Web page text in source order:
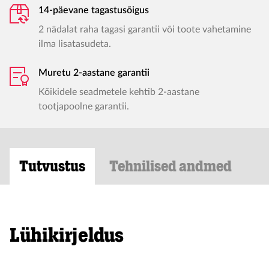
14-päevane tagastusõigus
2 nädalat raha tagasi garantii või toote vahetamine
ilma lisatasudeta.
Muretu 2-aastane garantii
Kõikidele seadmetele kehtib 2-aastane
tootjapoolne garantii.
Tutvustus Tehnilised andmed
Lühikirjeldus